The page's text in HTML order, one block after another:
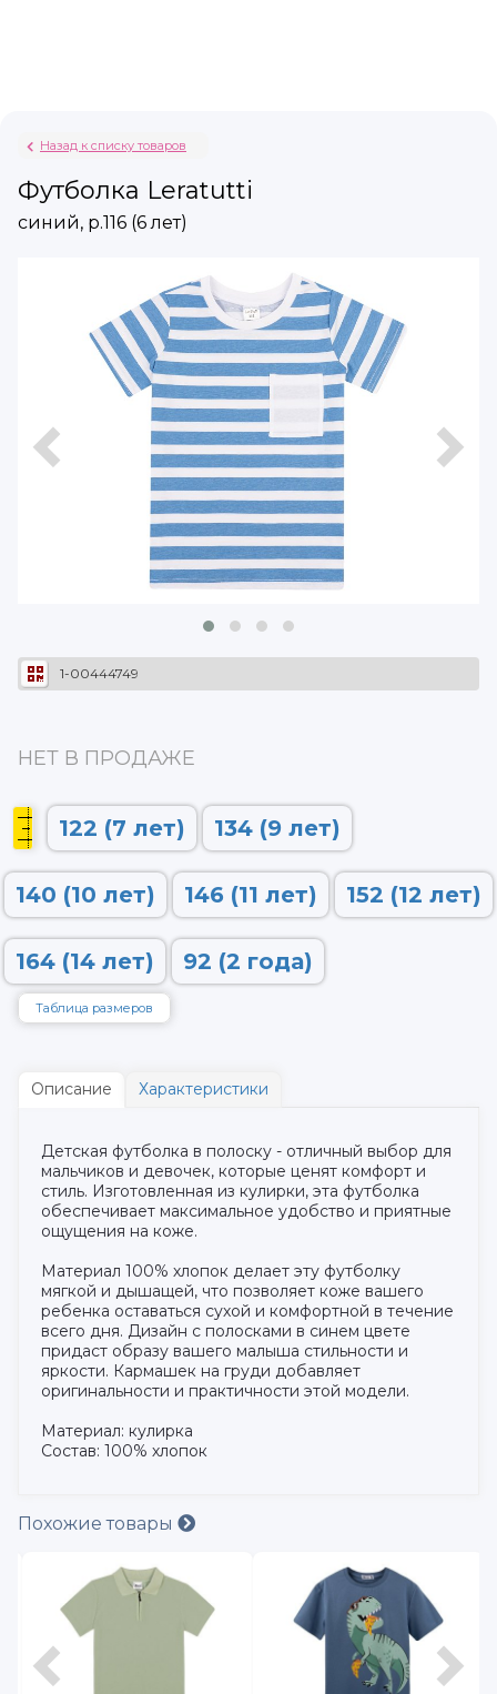
Назад к списку товаров
Футболка Leratutti
синий, р.116 (6 лет)
1-00444749
НЕТ В ПРОДАЖЕ
122 (7 лет) 134 (9 лет)
140 (10 лет) 146 (11 лет) 152 (12 лет)
164 (14 лет) 92 (2 года)
Таблица размеров
Описание Характеристики
Детская футболка в полоску - отличный выбор для
мальчиков и девочек, которые ценят комфорт и
стиль. Изготовленная из кулирки, эта футболка
обеспечивает максимальное удобство и приятные
ощущения на коже.
Материал 100% хлопок делает эту футболку
мягкой и дышащей, что позволяет коже вашего
ребенка оставаться сухой и комфортной в течение
всего дня. Дизайн с полосками в синем цвете
придаст образу вашего малыша стильности и
яркости. Кармашек на груди добавляет
оригинальности и практичности этой модели.
Материал: кулирка
Состав: 100% хлопок
Похожие товары